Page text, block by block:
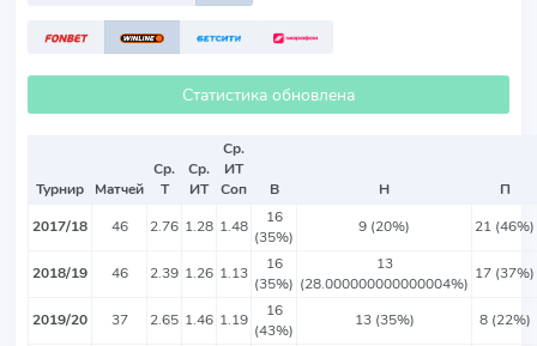
Статистика обновлена
Турнир Матчей
Ср.
Т
Ср.
ИТ
Ср.
ИТ
Соп
В Н
П
2017/18
46 2.76 1.28 1.48
16
(35%)
9 (20%) 21 (46%)
2018/19 46 2.39 1.26 1.13
16
(35%)
13
(28.000000000000004%)
17 (37%)
2019/20 37 2.65 1.46 1.19
16
(43%)
13 (35%) 8 (22%)